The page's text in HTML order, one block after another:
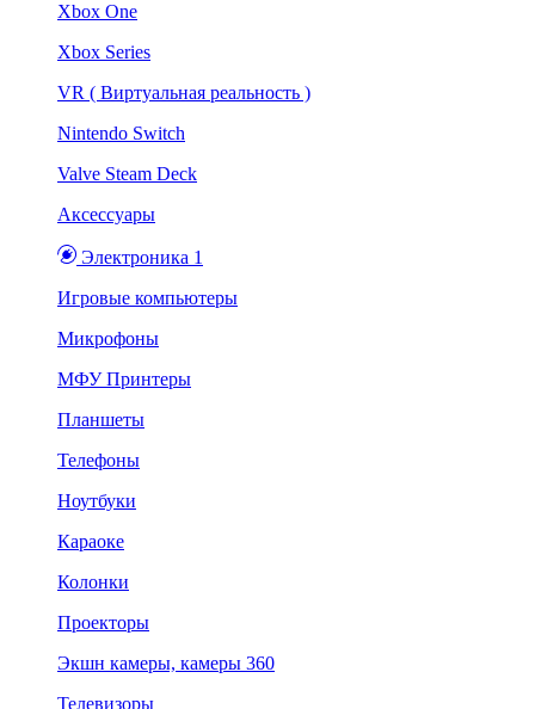
Xbox One
Xbox Series
VR ( Виртуальная реальность )
Nintendo Switch
Valve Steam Deck
Аксессуары
Электроника 1
Игровые компьютеры
Микрофоны
МФУ Принтеры
Планшеты
Телефоны
Ноутбуки
Караоке
Колонки
Проекторы
Экшн камеры, камеры 360
Телевизоры